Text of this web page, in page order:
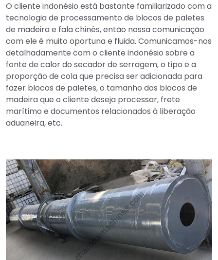
O cliente indonésio está bastante familiarizado com a
tecnologia de processamento de blocos de paletes
de madeira e fala chinês, então nossa comunicação
com ele é muito oportuna e fluida. Comunicamos-nos
detalhadamente com o cliente indonésio sobre a
fonte de calor do secador de serragem, o tipo e a
proporção de cola que precisa ser adicionada para
fazer blocos de paletes, o tamanho dos blocos de
madeira que o cliente deseja processar, frete
marítimo e documentos relacionados à liberação
aduaneira, etc.